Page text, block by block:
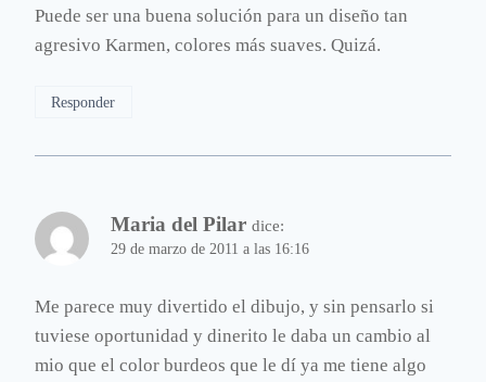
Puede ser una buena solución para un diseño tan
agresivo Karmen, colores más suaves. Quizá.
Responder
Maria del Pilar dice:
29 de marzo de 2011 a las 16:16
Me parece muy divertido el dibujo, y sin pensarlo si
tuviese oportunidad y dinerito le daba un cambio al
mio que el color burdeos que le dí ya me tiene algo